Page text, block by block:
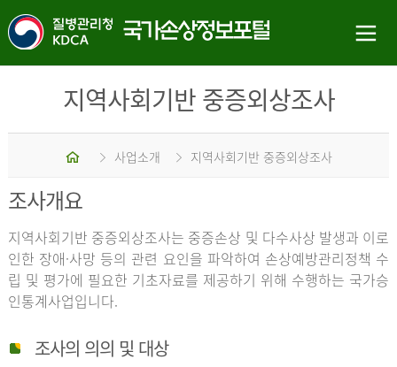
지역사회기반 중증외상조사
홈 사업소개 지역사회기반 중증외상조사
조사개요
지역사회기반 중증외상조사는 중증손상 및 다수사상 발생과 이로
인한 장애·사망 등의 관련 요인을 파악하여 손상예방관리정책 수
립 및 평가에 필요한 기초자료를 제공하기 위해 수행하는 국가승
인통계사업입니다.
조사의 의의 및 대상